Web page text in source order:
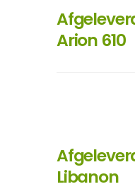
Arion 610
Libanon